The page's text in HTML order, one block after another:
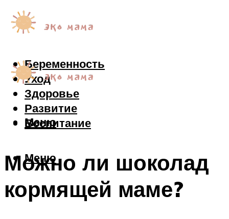
Беременность
Уход
Здоровье
Развитие
Воспитание
Меню
Меню
Можно ли шоколад
кормящей маме?